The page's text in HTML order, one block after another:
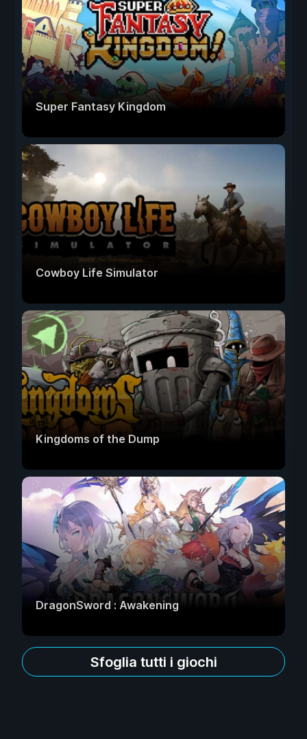
Super Fantasy Kingdom
Cowboy Life Simulator
Kingdoms of the Dump
DragonSword : Awakening
Sfoglia tutti i giochi